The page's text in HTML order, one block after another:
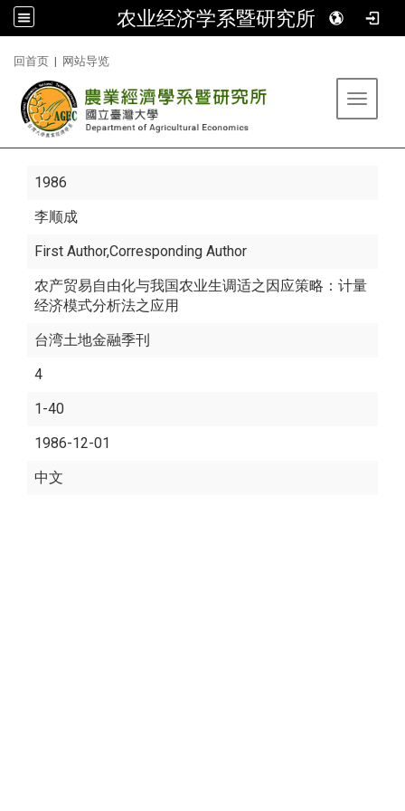
农业经济学系暨研究所
回首页 | 网站导览
Toggle
1986
李顺成
First Author,Corresponding Author
农产贸易自由化与我国农业生调适之因应策略：计量
经济模式分析法之应用
台湾土地金融季刊
4
1-40
1986-12-01
中文